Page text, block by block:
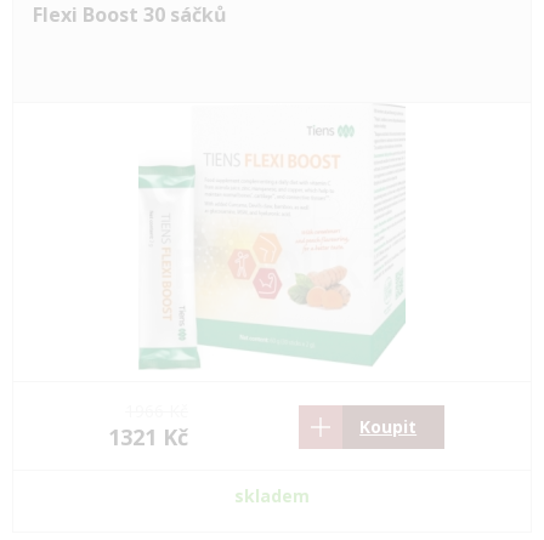
Flexi Boost 30 sáčků
1321 Kč Koupit
skladem